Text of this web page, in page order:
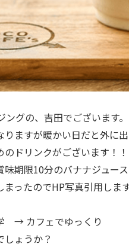
グの、吉田でございます。
ますが暖かい日だと外に出
ドリンクがございます！！
期限10分のバナナジュース
ったのでHP写真引用します
→ カフェでゆっくり
ょうか？